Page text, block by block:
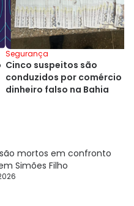
Segurança
Cinco suspeitos são
conduzidos por comércio
dinheiro falso na Bahia
mortos em confronto
Simões Filho